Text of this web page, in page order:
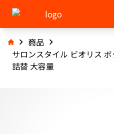
商品
サロンスタイル ビオリス
詰替 大容量